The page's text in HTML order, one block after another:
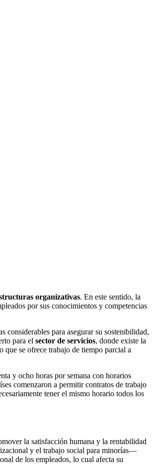
organizativas. En este sentido, la
por sus conocimientos y competencias
considerables para asegurar su sostenibilidad,
para el sector de servicios, donde existe la
que se ofrece trabajo de tiempo parcial a
y ocho horas por semana con horarios
comenzaron a permitir contratos de trabajo
tener el mismo horario todos los
la satisfacción humana y la rentabilidad
y el trabajo social para minorías—
de los empleados, lo cual afecta su